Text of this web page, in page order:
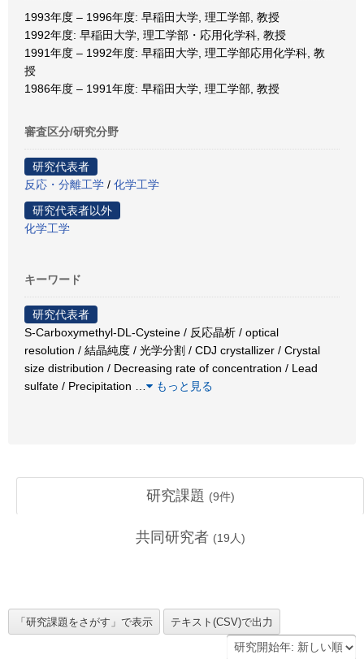
1993年度 – 1996年度: 早稲田大学, 理工学部, 教授
1992年度: 早稲田大学, 理工学部・応用化学科, 教授
1991年度 – 1992年度: 早稲田大学, 理工学部応用化学科, 教
授
1986年度 – 1991年度: 早稲田大学, 理工学部, 教授
審査区分/研究分野
研究代表者
反応・分離工学 / 化学工学
研究代表者以外
化学工学
キーワード
研究代表者
S-Carboxymethyl-DL-Cysteine / 反応晶析 / optical
resolution / 結晶純度 / 光学分割 / CDJ crystallizer / Crystal
size distribution / Decreasing rate of concentration / Lead
sulfate / Precipitation
もっと見る
研究課題 (9件)
共同研究者 (19 人)